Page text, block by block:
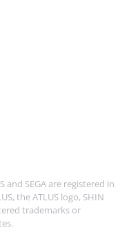
and SEGA are registered in
the ATLUS logo, SHIN
trademarks or